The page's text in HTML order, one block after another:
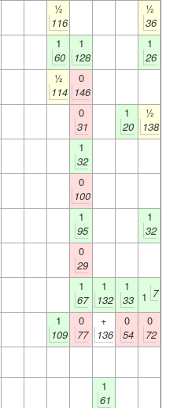
½
116
½
36
1
60
1
128
1
26
½
114
0
146
0
31
1
20
½
138
1
32
0
100
1
95
1
32
0
29
1
67
1
132
1
33
1 7
1
109
0
77
+
136
0
54
0
72
1
61